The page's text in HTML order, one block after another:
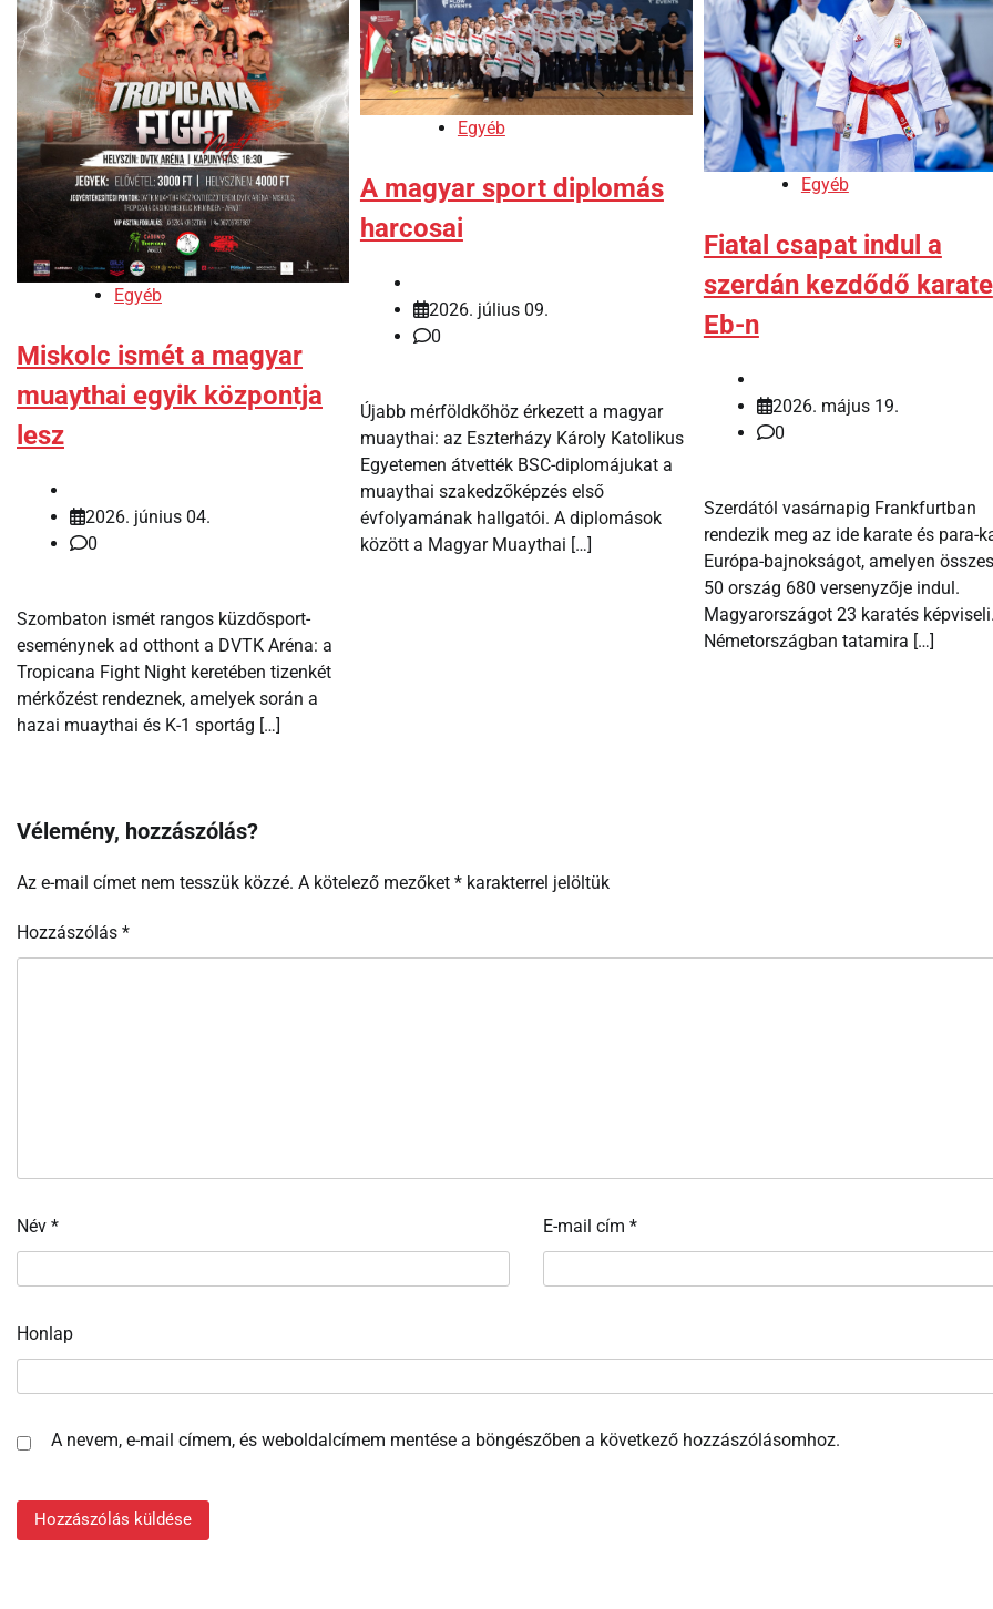
Egyéb
Miskolc ismét a magyar
muaythai egyik központja
lesz
2026. június 04.
0
Szombaton ismét rangos küzdősport-
eseménynek ad otthont a DVTK Aréna: a
Tropicana Fight Night keretében tizenkét
mérkőzést rendeznek, amelyek során a
hazai muaythai és K-1 sportág […]
Egyéb
A magyar sport diplomás
harcosai
2026. július 09.
0
Újabb mérföldkőhöz érkezett a magyar
muaythai: az Eszterházy Károly Katolikus
Egyetemen átvették BSC-diplomájukat a
muaythai szakedzőképzés első
évfolyamának hallgatói. A diplomások
között a Magyar Muaythai […]
Egyéb
Fiatal csapat indul a
szerdán kezdődő karate
Eb-n
2026. május 19.
0
Szerdától vasárnapig Frankfurtban
rendezik meg az ide karate és para-
Európa-bajnokságot, amelyen
50 ország 680 versenyzője indul.
Magyarországot 23 karatés
Németországban tatamira […]
Vélemény, hozzászólás?
Az e-mail címet nem tesszük közzé. A kötelező mezőket * karakterrel jelöltük
Hozzászólás *
Név * E-mail cím *
Honlap
A nevem, e-mail címem, és weboldalcímem mentése a böngészőben a következő hozzászólásomhoz.